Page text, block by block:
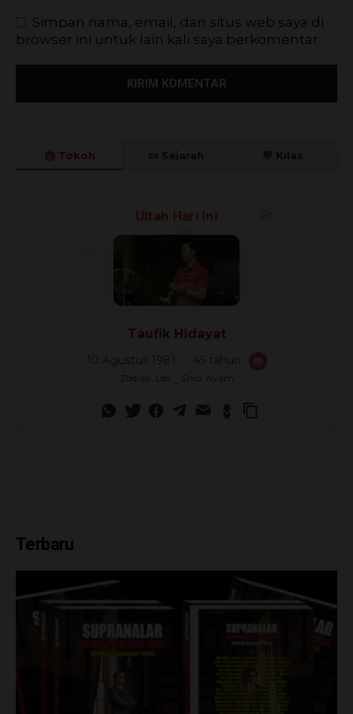
Simpan nama, email, dan situs web saya di
browser ini untuk lain kali saya berkomentar.
🎂 Tokoh
Ultah Hari Ini
Taufik Hidayat
10 Agustus 1981 45 tahun
Zodiak: Leo ‿ Shio: Ayam
Terbaru